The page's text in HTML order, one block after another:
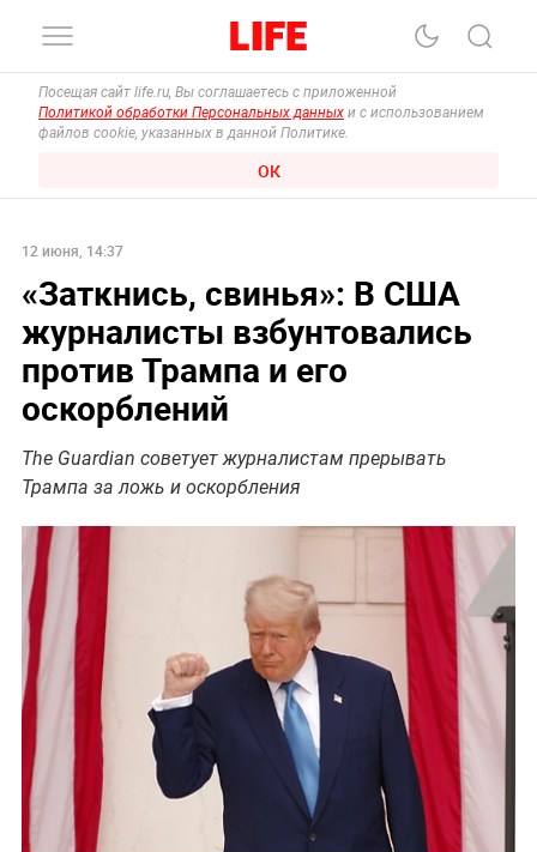
Посещая сайт life.ru, Вы соглашаетесь с приложенной
Политикой обработки Персональных данных и с использованием
файлов cookie, указанных в данной Политике.
ОК
12 июня, 14:37
«Заткнись, свинья»: В США
журналисты взбунтовались
против Трампа и его
оскорблений
The Guardian советует журналистам прерывать
Трампа за ложь и оскорбления